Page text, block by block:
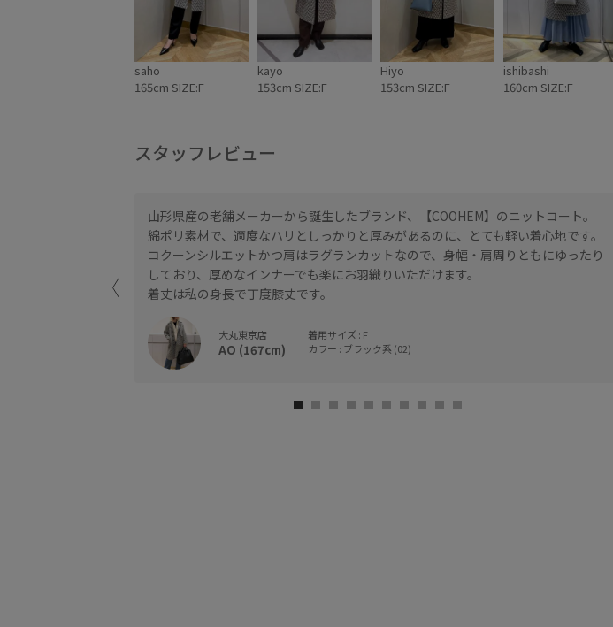
saho
165cm SIZE:F
kayo
153cm SIZE:F
Hiyo
153cm SIZE:F
ishibashi
160cm SIZE:F
スタッフレビュー
山形県産の老舗メーカーから誕生したブランド、【COOHEМ】のニットコート。
綿ポリ素材で、適度なハリとしっかりと厚みがあるのに、とても軽い着心地です。
コクーンシルエットかつ肩はラグランカットなので、身幅・肩周りともにゆったり
しており、厚めなインナーでも楽にお羽織りいただけます。
着丈は私の身長で丁度膝丈です。
大丸東京店
AO (167cm)
着用サイズ : F
カラー : ブラック系 (02)